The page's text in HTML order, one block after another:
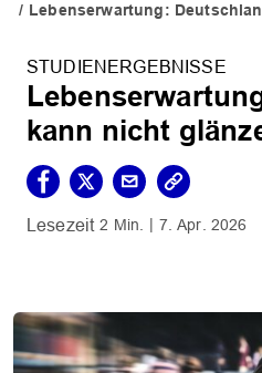
Lebenserwartung:
STUDIENERGEBNISSE
kann nicht
2 Min. 7. Apr. 2026